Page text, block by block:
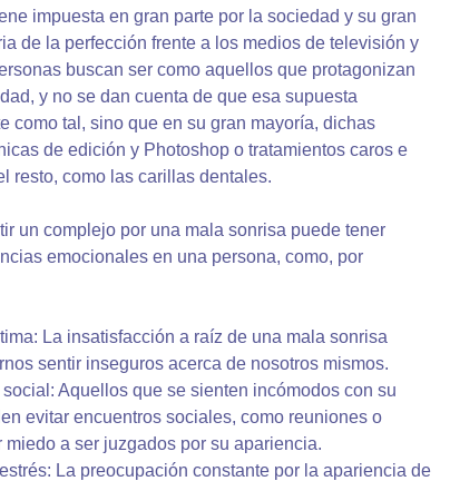
impuesta en gran parte por la sociedad y su gran
de la perfección frente a los medios de televisión y
buscan ser como aquellos que protagonizan
y no se dan cuenta de que esa supuesta
como tal, sino que en su gran mayoría, dichas
de edición y Photoshop o tratamientos caros e
resto, como las carillas dentales.
un complejo por una mala sonrisa puede tener
emocionales en una persona, como, por
La insatisfacción a raíz de una mala sonrisa
sentir inseguros acerca de nosotros mismos.
Aquellos que se sienten incómodos con su
evitar encuentros sociales, como reuniones o
miedo a ser juzgados por su apariencia.
La preocupación constante por la apariencia de